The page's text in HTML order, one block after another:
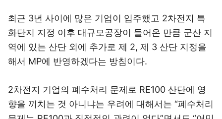
최근 3년 사이에 많은 기업이 입주했고 2차전지 특
화단지 지정 이후 대규모공장이 들어온 만큼 군산 지
역에 있는 산단 외에 추가로 제 2, 제 3 산단 지정을
해서 MP에 반영하겠다는 방침이다.
2차전지 기업의 폐수처리 문제로 RE100 산단에 영
향을 끼치는 것 아니냐는 우려에 대해서는 “폐수처리